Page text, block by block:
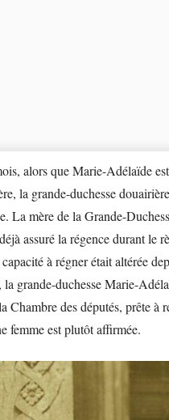
alors que Marie-Adélaïde
la grande-duchesse
La mère de la Grande-
assuré la régence durant le
à régner était altérée
grande-duchesse Marie-
Chambre des députés, prête à
femme est plutôt affirmée.